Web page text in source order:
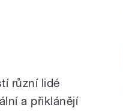
různí lidé
a přiklánějí